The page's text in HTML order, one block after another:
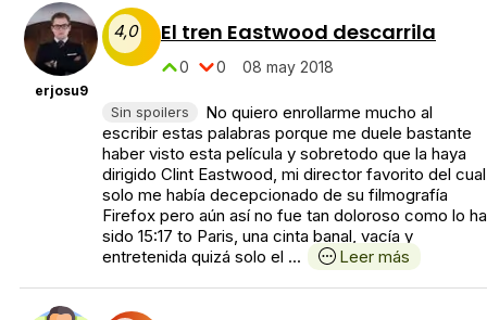
erjosu9
4,0 El tren Eastwood descarrila
0 0 08 may 2018
Sin spoilers
No quiero enrollarme mucho al
escribir estas palabras porque me duele bastante
haber visto esta película y sobretodo que la haya
dirigido Clint Eastwood, mi director favorito del cual
solo me había decepcionado de su filmografía
Firefox pero aún así no fue tan doloroso como lo ha
sido 15:17 to Paris, una cinta banal, vacía y
entretenida quizá solo el ...
Leer más